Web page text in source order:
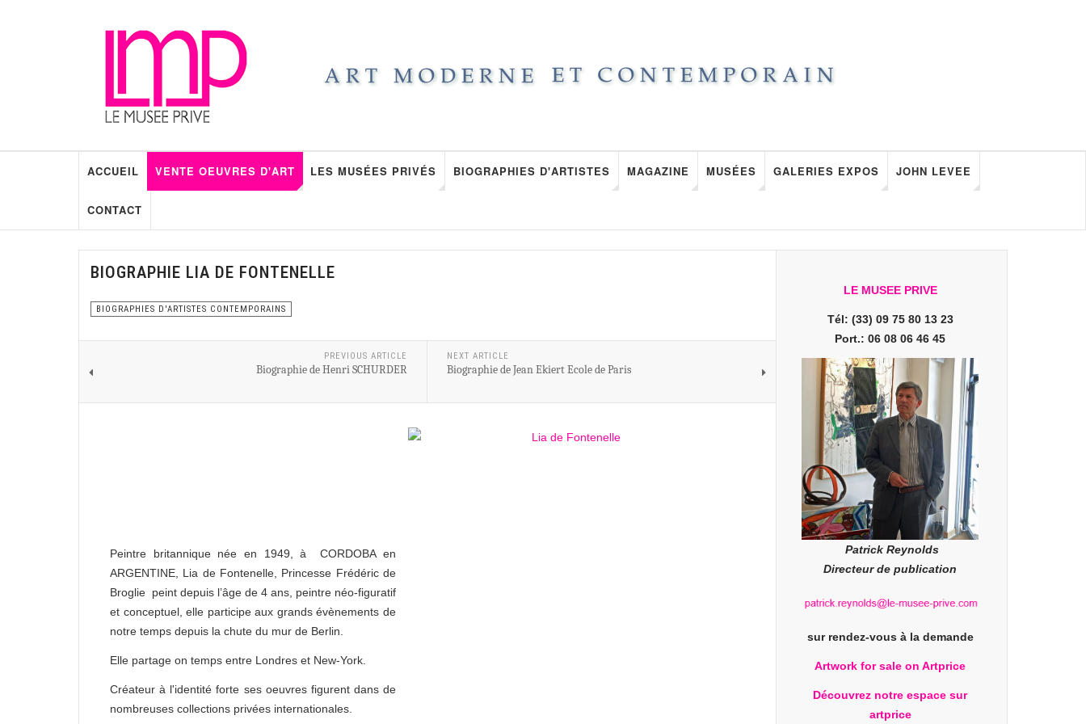
ACCUEIL VENTE OEUVRES D'ART LES MUSÉES PRIVÉS BIOGRAPHIES D'ARTISTES MAGAZINE MUSÉES GALERIES EXPOS JOHN LEVEE
CONTACT
BIOGRAPHIE LIA DE FONTENELLE
BIOGRAPHIES D'ARTISTES CONTEMPORAINS
PREVIOUS ARTICLE
Biographie de Henri SCHURDER
NEXT ARTICLE
Biographie de Jean Ekiert Ecole de Paris
Peintre britannique née en 1949, à CORDOBA en
ARGENTINE, Lia de Fontenelle, Princesse Frédéric de
Broglie peint depuis l’âge de 4 ans, peintre néo-figuratif
et conceptuel, elle participe aux grands évènements de
notre temps depuis la chute du mur de Berlin.
Elle partage on temps entre Londres et New-York.
Créateur à l'identité forte ses oeuvres figurent dans de
nombreuses collections privées internationales.
LE MUSEE PRIVE
Tél: (33) 09 75 80 13 23
Port.: 06 08 06 46 45
Patrick Reynolds
Directeur de publication
sur rendez-vous à la demande
Artwork for sale on Artprice
Découvrez notre espace sur
artprice